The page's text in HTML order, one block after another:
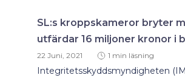
SL:s kroppskameror bryter
utfärdar 16 miljoner kronor i
22 Juni, 2021 1 min läsning
Integritetsskyddsmyndigheten